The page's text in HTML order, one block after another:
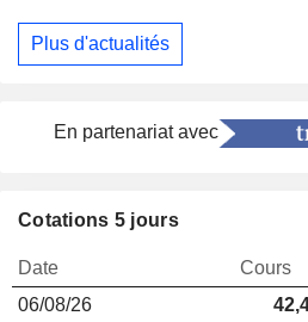
Plus d'actualités
En partenariat avec
Cotations 5 jours
Date Cours
06/08/26